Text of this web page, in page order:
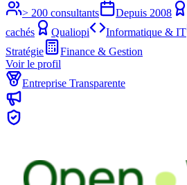
> 200 consultants
Depuis 2008
cachés
Qualiopi Informatique & IT
Stratégie
Finance & Gestion
Voir le profil
Entreprise Transparente